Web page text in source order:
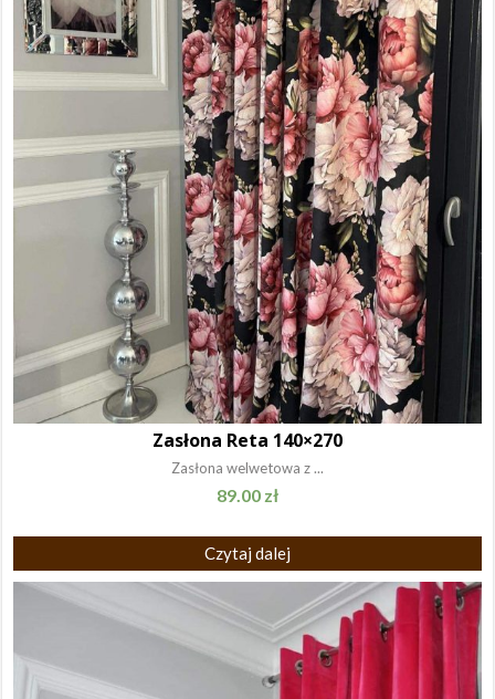
Zasłona Reta 140×270
Zasłona welwetowa z ...
89.00 zł
Czytaj dalej